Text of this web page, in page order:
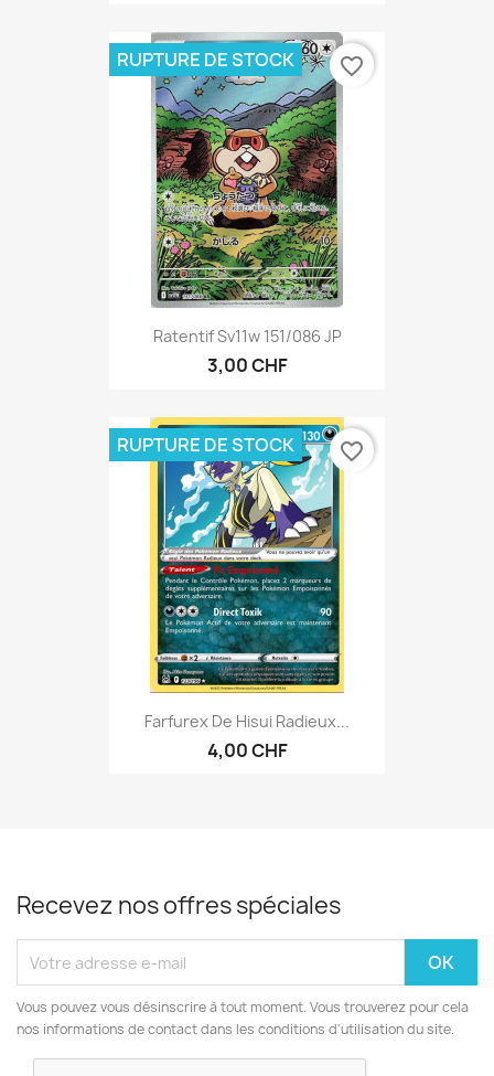
Ratentif Sv11w 151/086 JP
3,00 CHF
RUPTURE DE STOCK favorite_border
Farfurex De Hisui Radieux...
4,00 CHF
RUPTURE DE STOCK favorite_border
Recevez nos offres spéciales
Vous pouvez vous désinscrire à tout moment. Vous trouverez pour cela
nos informations de contact dans les conditions d'utilisation du site.